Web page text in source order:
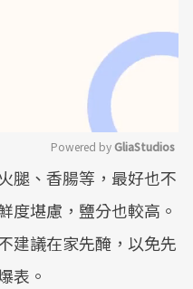
Mute
Powered by GliaStudios
腿、香腸等，最好也不
度堪慮，鹽分也較高。
建議在家先醃，以免先
表。